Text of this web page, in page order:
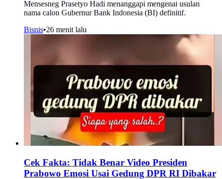
Mensesneg Prasetyo Hadi menanggapi mengenai usulan
nama calon Gubernur Bank Indonesia (BI) definitif.
Bisnis•26 menit lalu
Cek Fakta: Tidak Benar Video Presiden
Prabowo Emosi Usai Gedung DPR RI Dibakar